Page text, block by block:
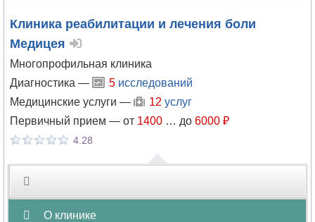
Лазерная
хирургия
Лечебная
Лимфология
резонансная
Клиника реабилитации и лечения боли
Медицея
Многопрофильная клиника
Диагностика —
5 исследований
Медицинские услуги —
12 услуг
Первичный прием — от 1400 … до 6000 ₽
4.28
О клинике